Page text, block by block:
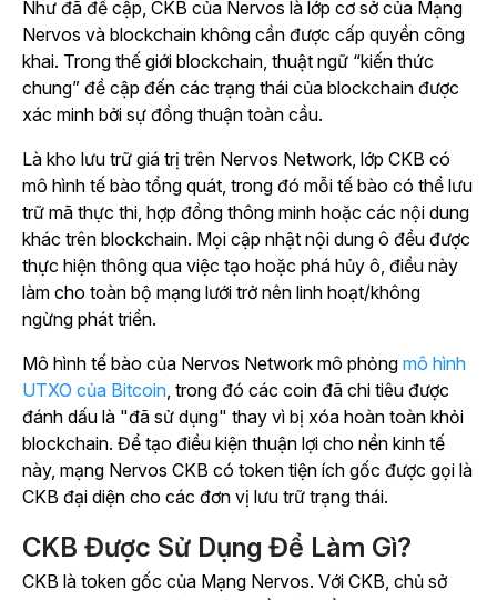
Như đã đề cập, CKB của Nervos là lớp cơ sở của Mạng
Nervos và blockchain không cần được cấp quyền công
khai. Trong thế giới blockchain, thuật ngữ “kiến thức
chung” đề cập đến các trạng thái của blockchain được
xác minh bởi sự đồng thuận toàn cầu.
Là kho lưu trữ giá trị trên Nervos Network, lớp CKB có
mô hình tế bào tổng quát, trong đó mỗi tế bào có thể lưu
trữ mã thực thi, hợp đồng thông minh hoặc các nội dung
khác trên blockchain. Mọi cập nhật nội dung ô đều được
thực hiện thông qua việc tạo hoặc phá hủy ô, điều này
làm cho toàn bộ mạng lưới trở nên linh hoạt/không
ngừng phát triển.
Mô hình tế bào của Nervos Network mô phỏng mô hình
UTXO của Bitcoin , trong đó các coin đã chi tiêu được
đánh dấu là "đã sử dụng" thay vì bị xóa hoàn toàn khỏi
blockchain. Để tạo điều kiện thuận lợi cho nền kinh tế
này, mạng Nervos CKB có token tiện ích gốc được gọi là
CKB đại diện cho các đơn vị lưu trữ trạng thái.
CKB Được Sử Dụng Để Làm Gì?
CKB là token gốc của Mạng Nervos. Với CKB, chủ sở